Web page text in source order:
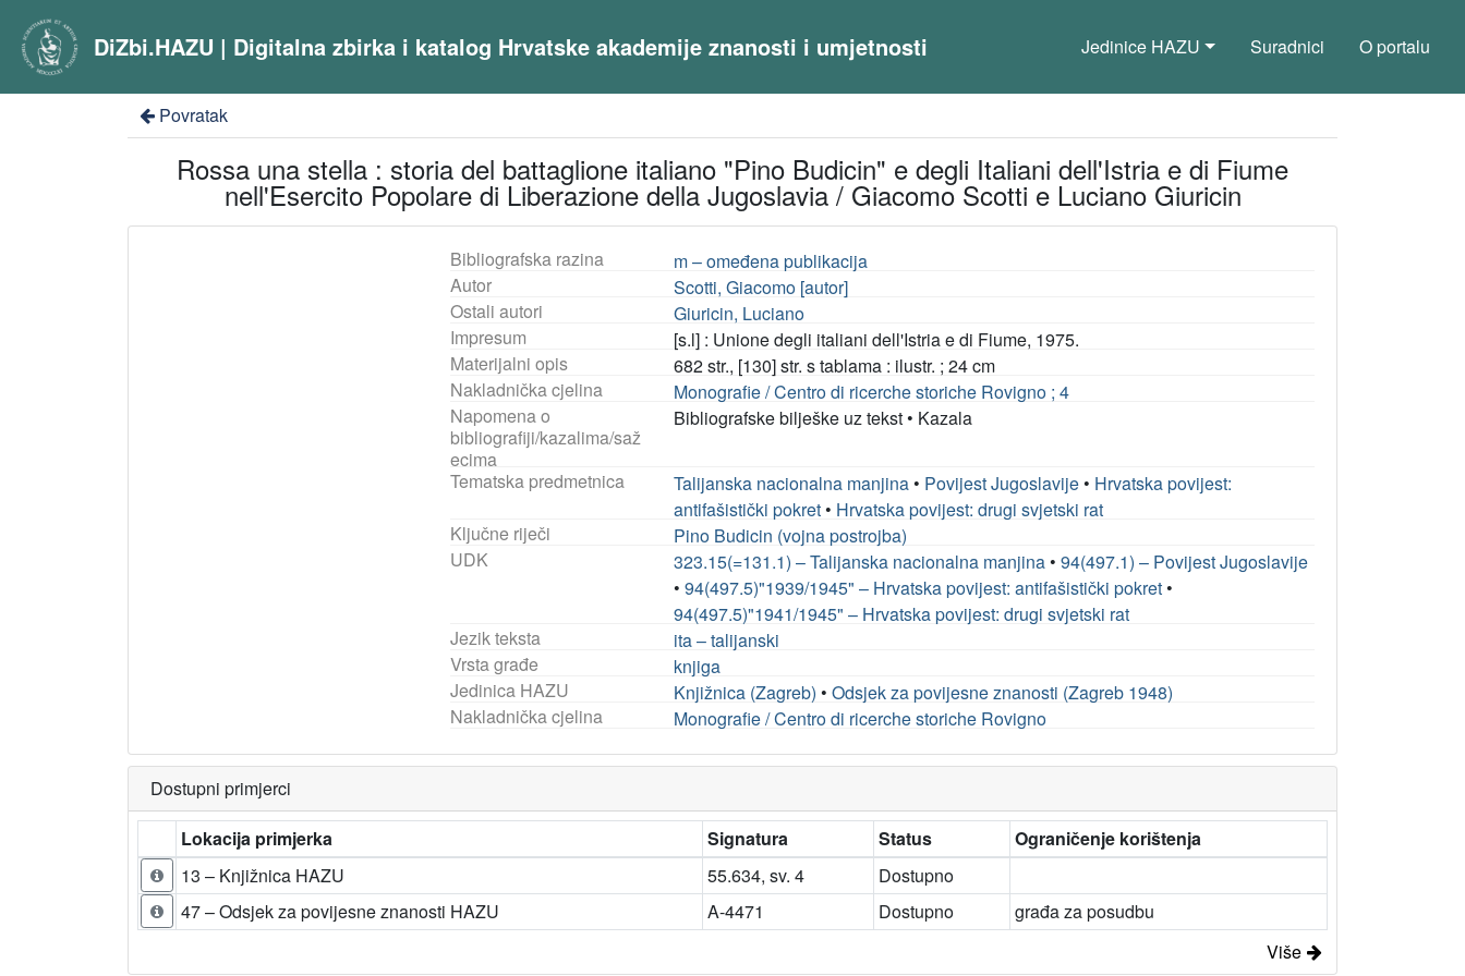
DiZbi.HAZU | Digitalna zbirka i katalog Hrvatske akademije znanosti i umjetnosti Jedinice HAZU Suradnici O portalu
Povratak
Rossa una stella : storia del battaglione italiano "Pino Budicin" e degli Italiani dell'Istria e di Fiume
nell'Esercito Popolare di Liberazione della Jugoslavia / Giacomo Scotti e Luciano Giuricin
Bibliografska razina
m – omeđena publikacija
Autor
Scotti, Giacomo [autor]
Ostali autori
Giuricin, Luciano
Impresum
[s.l] : Unione degli italiani dell'Istria e di Fiume, 1975.
Materijalni opis
682 str., [130] str. s tablama : ilustr. ; 24 cm
Nakladnička cjelina
Monografie / Centro di ricerche storiche Rovigno ; 4
Napomena o
bibliografiji/kazalima/saž
ecima
Bibliografske bilješke uz tekst • Kazala
Tematska predmetnica Talijanska nacionalna manjina • Povijest Jugoslavije • Hrvatska povijest:
antifašistički pokret • Hrvatska povijest: drugi svjetski rat
Ključne riječi
Pino Budicin (vojna postrojba)
UDK
323.15(=131.1) – Talijanska nacionalna manjina •94(497.1) – Povijest Jugoslavije
•94(497.5)"1939/1945" – Hrvatska povijest: antifašistički pokret •
94(497.5)"1941/1945" – Hrvatska povijest: drugi svjetski rat
Jezik teksta
ita – talijanski
Vrsta građe
knjiga
Jedinica HAZU
Knjižnica (Zagreb) •Odsjek za povijesne znanosti (Zagreb 1948)
Nakladnička cjelina
Monografie / Centro di ricerche storiche Rovigno
Dostupni primjerci
Lokacija primjerka
Signatura Status
Ograničenje korištenja
13 – Knjižnica HAZU
55.634, sv. 4
Dostupno
47 – Odsjek za povijesne znanosti HAZU
A-4471 Dostupno
građa za posudbu
Više